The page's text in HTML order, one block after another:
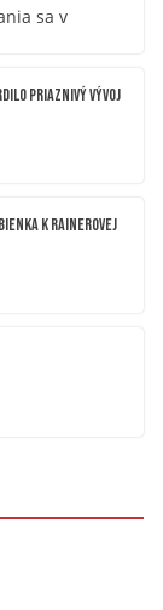
sa v
priaznivý vývoj
K RAINEROVEJ